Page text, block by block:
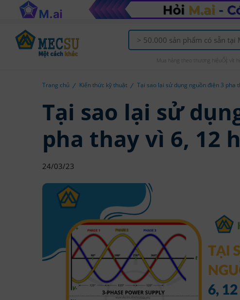
Mua hàng theo thương hiệu Ốc vít
Trang chủ Kiến thức kỹ thuật Tại sao lại sử dụng nguồn điện 3 pha
Tại sao lại sử
pha thay vì 6, 12
24/03/23